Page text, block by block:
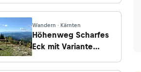
Wandern · Kärnten
Höhenweg Scharfes
Eck mit Variante